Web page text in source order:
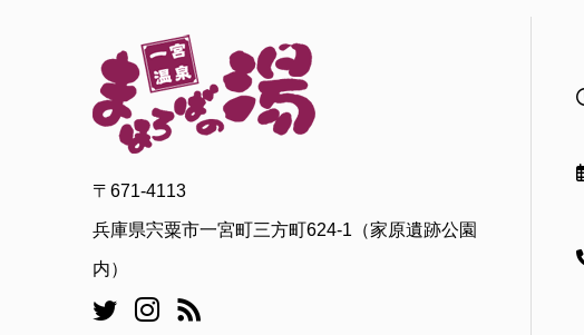
〒671-4113
兵庫県宍粟市一宮町三方町624-1（家原遺跡公園
内）